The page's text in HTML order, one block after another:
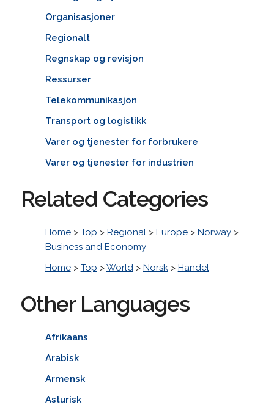
Organisasjoner
Regionalt
Regnskap og revisjon
Ressurser
Telekommunikasjon
Transport og logistikk
Varer og tjenester for forbrukere
Varer og tjenester for industrien
Related Categories
Home> Top > Regional> Europe> Norway>
Business and Economy
Home> Top >World> Norsk> Handel
Other Languages
Afrikaans
Arabisk
Armensk
Asturisk